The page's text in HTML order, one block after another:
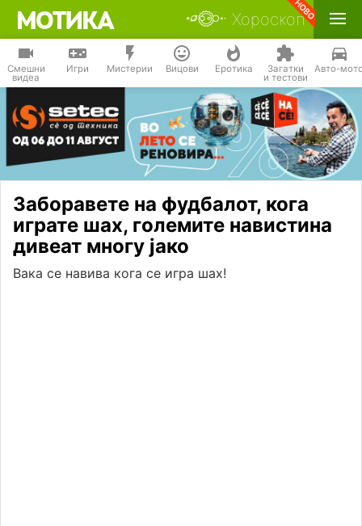
Хороскоп
Смешни
видеа
Игри Мистерии Вицови Еротика Загатки
и тестови
Авто-
Заборавете на фудбалот, кога
играте шах, големите навистина
дивеат многу јако
Вака се навива кога се игра шах!